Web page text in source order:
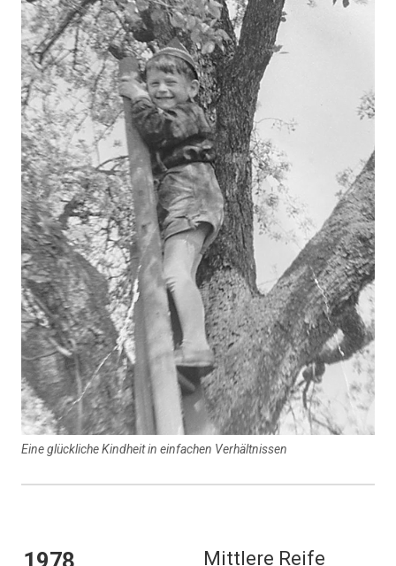
Eine glückliche Kindheit in einfachen Verhältnissen
1978 Mittlere Reife